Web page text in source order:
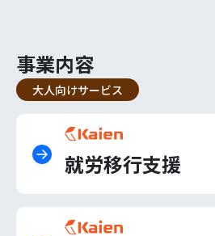
事業内容
大人向けサービス
就労移行支援